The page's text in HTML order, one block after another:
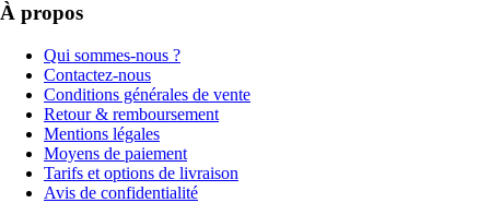
À propos
Qui sommes-nous ?
Contactez-nous
Conditions générales de vente
Retour & remboursement
Mentions légales
Moyens de paiement
Tarifs et options de livraison
Avis de confidentialité